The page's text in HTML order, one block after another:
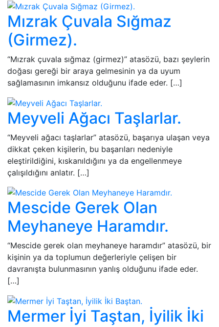
Mızrak Çuvala Sığmaz
(Girmez).
“Mızrak çuvala sığmaz (girmez)” atasözü, bazı şeylerin
doğası gereği bir araya gelmesinin ya da uyum
sağlamasının imkansız olduğunu ifade eder. […]
Meyveli Ağacı Taşlarlar.
“Meyveli ağacı taşlarlar” atasözü, başarıya ulaşan veya
dikkat çeken kişilerin, bu başarıları nedeniyle
eleştirildiğini, kıskanıldığını ya da engellenmeye
çalışıldığını anlatır. […]
Mescide Gerek Olan
Meyhaneye Haramdır.
“Mescide gerek olan meyhaneye haramdır” atasözü, bir
kişinin ya da toplumun değerleriyle çelişen bir
davranışta bulunmasının yanlış olduğunu ifade eder.
[…]
Mermer İyi Taştan, İyilik İki